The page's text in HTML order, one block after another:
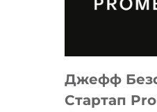
ДЛЯ
И
LINUX
Джефф
Стартап